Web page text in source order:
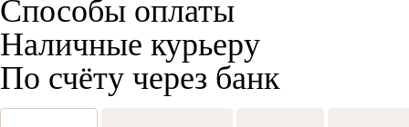
Способы оплаты
Наличные курьеру
По счёту через банк